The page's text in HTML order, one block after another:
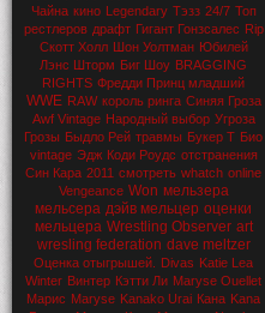
Чайна кино Legendary Тэзз 24/7 Топ
рестлеров драфт Гигант Гонзсалес Rip
Скотт Холл Шон Уолтман Юбилей
Лэнс Шторм Биг Шоу BRAGGING
RIGHTS Фредди Принц младший
WWE RAW король ринга Синяя Гроза
Awf Vintage Народный выбор Угроза
Грозы Быдло Рей травмы Букер Т Био
vintage Эдж Коди Роудс отстранения
Син Кара 2011 смотреть whatch online
Vengeance Won мельзера
мельсера дэйв мельцер оценки
мельцера Wrestling Observer art
wresling federation dave meltzer
Оценка отыгрышей. Divas Katie Lea
Winter Винтер Кэтти Ли Maryse Ouellet
Марис Maryse Kanako Urai Кана Kana